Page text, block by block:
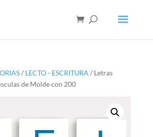
/ LECTO - ESCRITURA / Letras
de Molde con 200